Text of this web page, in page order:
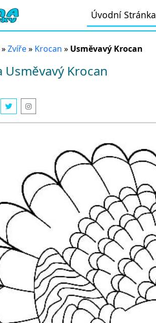
Úvodní Stránka
»Zvíře» Krocan » Usměvavý Krocan
Usměvavý Krocan